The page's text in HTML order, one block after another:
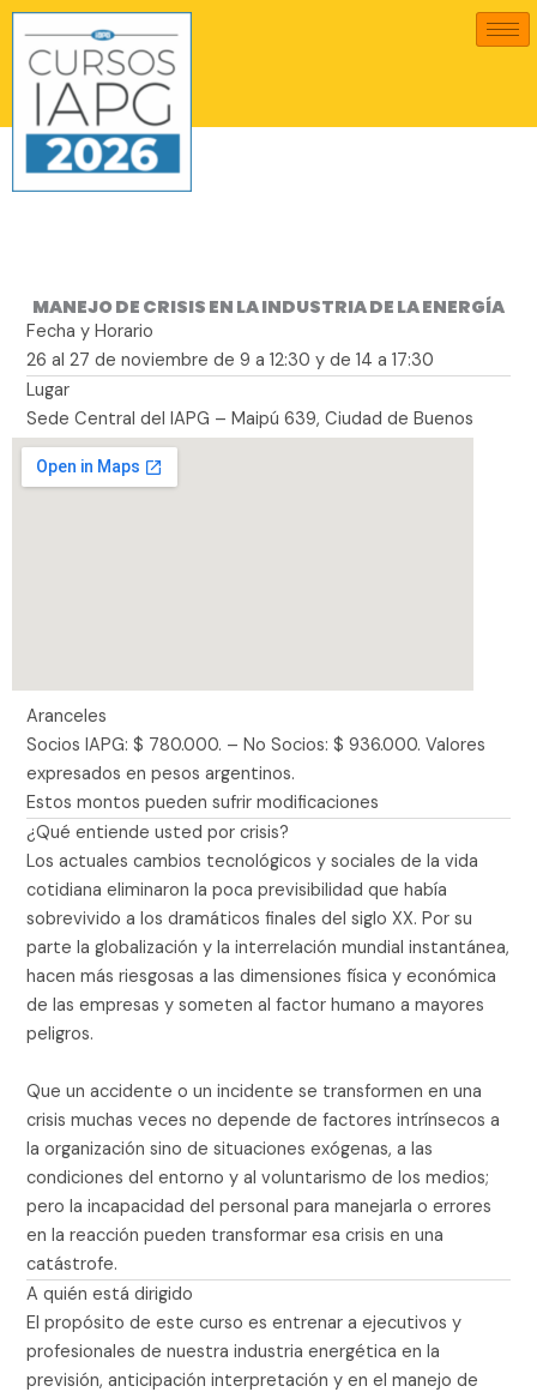
contenido
MANEJO DE CRISIS EN LA INDUSTRIA DE LA ENERGÍA
Fecha y Horario
26 al 27 de noviembre de 9 a 12:30 y de 14 a 17:30
Lugar
Sede Central del IAPG – Maipú 639, Ciudad de Buenos
Aires
Aranceles
Socios IAPG: $ 780.000. – No Socios: $ 936.000. Valores
expresados en pesos argentinos.
Estos montos pueden sufrir modificaciones
¿Qué entiende usted por crisis?
Los actuales cambios tecnológicos y sociales de la vida
cotidiana eliminaron la poca previsibilidad que había
sobrevivido a los dramáticos finales del siglo XX. Por su
parte la globalización y la interrelación mundial instantánea,
hacen más riesgosas a las dimensiones física y económica
de las empresas y someten al factor humano a mayores
peligros.
Que un accidente o un incidente se transformen en una
crisis muchas veces no depende de factores intrínsecos a
la organización sino de situaciones exógenas, a las
condiciones del entorno y al voluntarismo de los medios;
pero la incapacidad del personal para manejarla o errores
en la reacción pueden transformar esa crisis en una
catástrofe.
A quién está dirigido
El propósito de este curso es entrenar a ejecutivos y
profesionales de nuestra industria energética en la
previsión, anticipación interpretación y en el manejo de